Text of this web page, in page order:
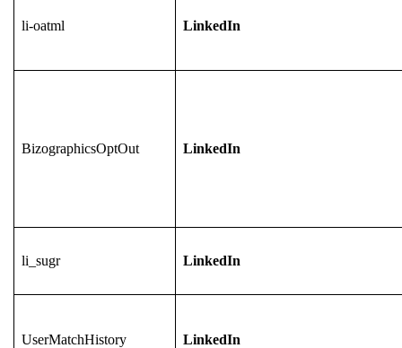
li-oatml LinkedIn
BizographicsOptOut LinkedIn
li_sugr LinkedIn
UserMatchHistory LinkedIn